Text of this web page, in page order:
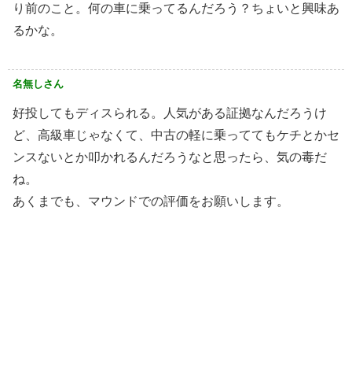
り前のこと。何の車に乗ってるんだろう？ちょいと興味あ
るかな。
名無しさん
好投してもディスられる。人気がある証拠なんだろうけ
ど、高級車じゃなくて、中古の軽に乗っててもケチとかセ
ンスないとか叩かれるんだろうなと思ったら、気の毒だ
ね。
あくまでも、マウンドでの評価をお願いします。